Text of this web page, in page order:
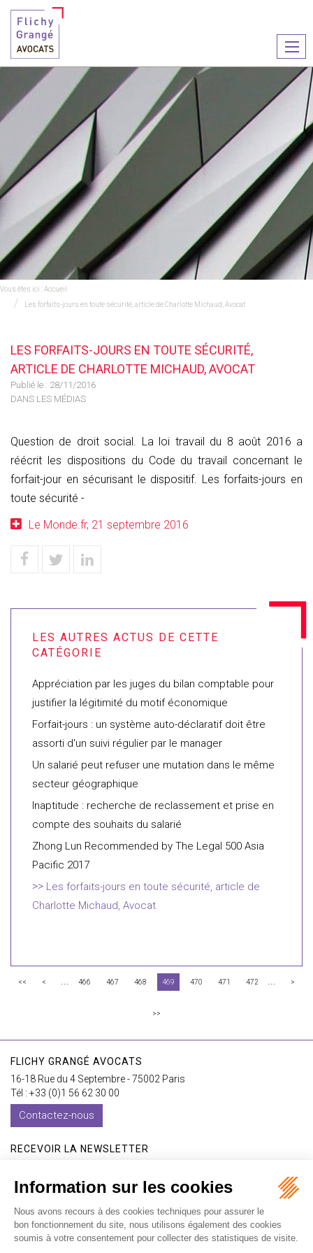
le
Vous êtes ici :Accueil
Les forfaits-jours en toute sécurité, article de Charlotte Michaud, Avocat
LES FORFAITS-JOURS EN TOUTE SÉCURITÉ,
ARTICLE DE CHARLOTTE MICHAUD, AVOCAT
Publié le : 28/11/2016
DANS LES MÉDIAS
Question de droit social. La loi travail du 8 août 2016 a
réécrit les dispositions du Code du travail concernant le
forfait-jour en sécurisant le dispositif. Les forfaits-jours en
toute sécurité -
Le Monde.fr, 21 septembre 2016
Appréciation par les juges du bilan comptable pour
justifier la légitimité du motif économique
Forfait-jours : un système auto-déclaratif doit être
assorti d'un suivi régulier par le manager
Un salarié peut refuser une mutation dans le même
secteur géographique
Inaptitude : recherche de reclassement et prise en
compte des souhaits du salarié
Zhong Lun Recommended by The Legal 500 Asia
Pacific 2017
Les forfaits-jours en toute sécurité, article de
Charlotte Michaud, Avocat
<< < ... 466 467 468 469 470 471 472 ... >
>>
FLICHY GRANGÉ AVOCATS
16-18 Rue du 4 Septembre - 75002 Paris
Tél : +33 (0)1 56 62 30 00
Contactez-nous
RECEVOIR LA NEWSLETTER
Je m'inscris